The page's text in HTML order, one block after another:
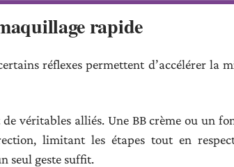
rapide
réflexes permettent d’accélérer la
véritables alliés. Une BB crème ou un
limitant les étapes tout en
seul geste suffit.